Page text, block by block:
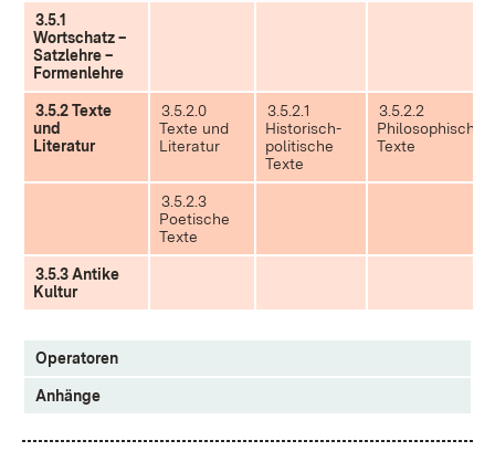
3.5.1
Wortschatz –
Satzlehre –
Formenlehre
3.5.2 Texte
und
Literatur
3.5.2.0
Texte und
Literatur
3.5.2.1
Historisch-
politische
Texte
3.5.2.2
Philosophische
Texte
3.5.2.3
Poetische
Texte
3.5.3 Antike
Kultur
Operatoren
Anhänge